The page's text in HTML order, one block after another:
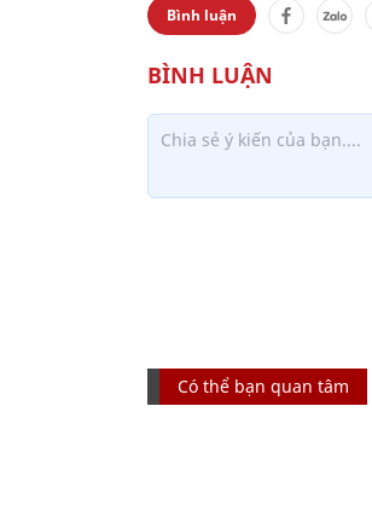
Bình luận
Có thể bạn quan tâm